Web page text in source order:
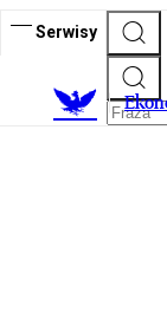
Serwisy